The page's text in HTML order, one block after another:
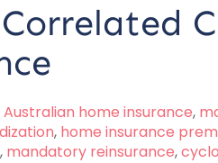
Australian home insurance,
, home insurance
, mandatory reinsurance,